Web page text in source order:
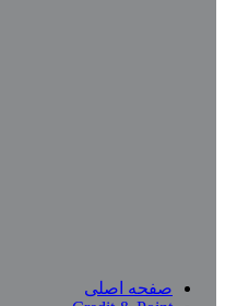
صفحه اصلی